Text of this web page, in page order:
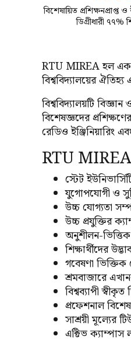
বিশেষায়িত প্রশিক্ষনপ্রাপ্ত
ডিগ্রীধারী ৭৭%
RTU MIREA হল একটি
বিশ্ববিদ্যালয়ের
বিশ্ববিদ্যালয়টি
বিশেষজ্ঞদের
রেডিও ইঞ্জিনিয়ারিং
RTU
স্টেট
যুগোপযোগী ও
উচ্চ যোগ্যতা
উচ্চ প্রযুক্তির
অনুশীলন-ভিত্তিক
শিক্ষার্থীদের
গবেষণা
শ্রমবাজারে
বিশ্বব্যাপী স্বীকৃত
প্রফেশনাল
সাশ্রয়ী মূল্যের
এক্টিভ ক্যাম্পাস